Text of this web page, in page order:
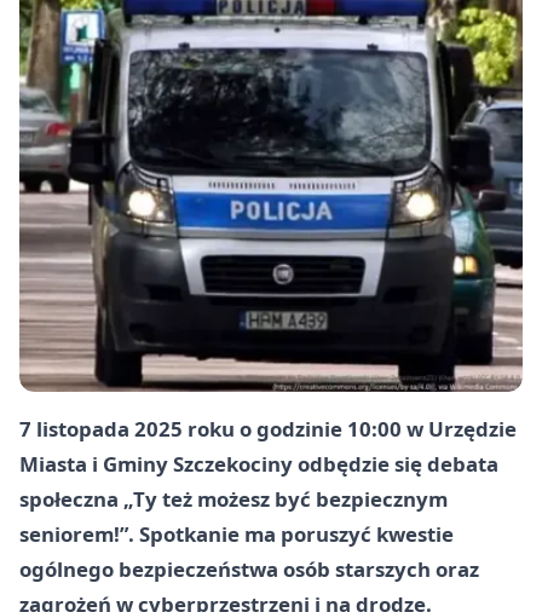
7 listopada 2025 roku o godzinie 10:00 w Urzędzie
Miasta i Gminy Szczekociny odbędzie się debata
społeczna „Ty też możesz być bezpiecznym
seniorem!”. Spotkanie ma poruszyć kwestie
ogólnego bezpieczeństwa osób starszych oraz
zagrożeń w cyberprzestrzeni i na drodze.